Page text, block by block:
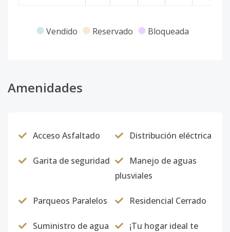
Vendido Reservado Bloqueada
Amenidades
Acceso Asfaltado Distribución eléctrica
Garita de seguridad
Manejo de aguas
plusviales
Parqueos Paralelos Residencial Cerrado
Suministro de agua
¡Tu hogar ideal te